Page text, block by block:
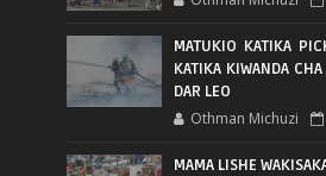
MATUKIO KATIKA
KATIKA KIWANDA
DAR LEO
Othman Michuzi
MAMA LISHE